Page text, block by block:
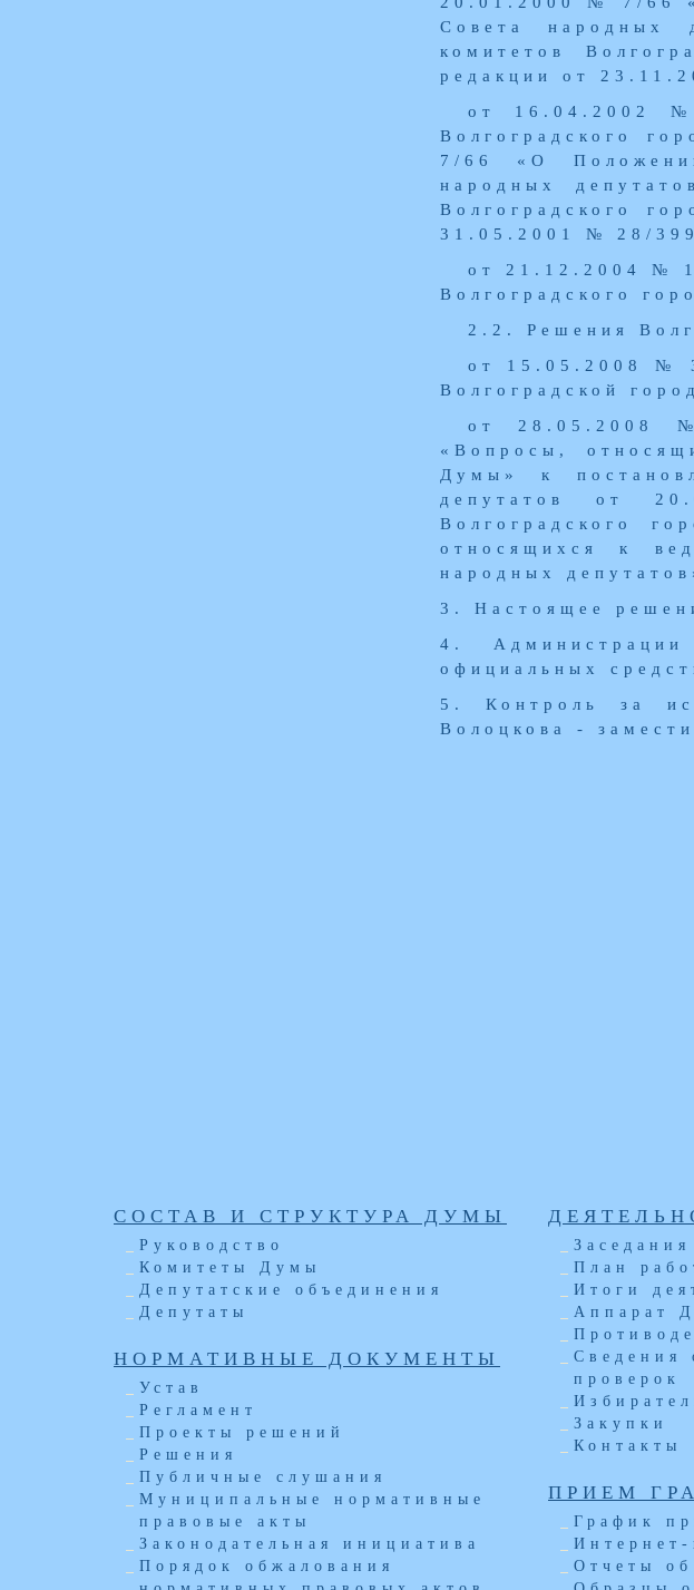
Совета народных
комитетов
редакции от
от 16.04.2002 №
Волгоградского
7/66 «О
народных
Волгоградского
31.05.2001 № 28/
от 21.12.2004 №
Волгоградского
2.2. Решения
от 15.05.2008 №
Волгоградской
от 28.05.2008
«Вопросы,
Думы» к
депутатов от
Волгоградского
относящихся к
народных
3. Настоящее
4.
официальных
5. Контроль за
Волоцкова -
СОСТАВ И СТРУКТУРА ДУМЫ
Руководство
Комитеты Думы
Депутатские объединения
Депутаты
НОРМАТИВНЫЕ ДОКУМЕНТЫ
Устав
Регламент
Проекты решений
Решения
Публичные слушания
Муниципальные нормативные
правовые акты
Законодательная инициатива
Порядок обжалования
План
Итоги
Аппарат
Сведения
проверок
Закупки
Контакты
ПРИЕМ
График
Отчеты